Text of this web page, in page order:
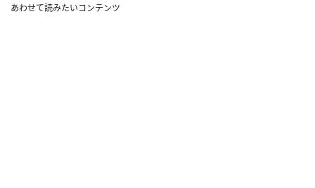
あわせて読みたいコンテンツ